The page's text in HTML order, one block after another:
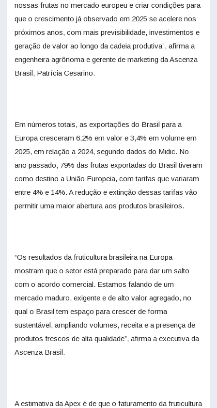
nossas frutas no mercado europeu e criar condições para
que o crescimento já observado em 2025 se acelere nos
próximos anos, com mais previsibilidade, investimentos e
geração de valor ao longo da cadeia produtiva”, afirma a
engenheira agrônoma e gerente de marketing da Ascenza
Brasil, Patrícia Cesarino.
Em números totais, as exportações do Brasil para a
Europa cresceram 6,2% em valor e 3,4% em volume em
2025, em relação a 2024, segundo dados do Midic. No
ano passado, 79% das frutas exportadas do Brasil tiveram
como destino a União Europeia, com tarifas que variaram
entre 4% e 14%. A redução e extinção dessas tarifas vão
permitir uma maior abertura aos produtos brasileiros.
“Os resultados da fruticultura brasileira na Europa
mostram que o setor está preparado para dar um salto
com o acordo comercial. Estamos falando de um
mercado maduro, exigente e de alto valor agregado, no
qual o Brasil tem espaço para crescer de forma
sustentável, ampliando volumes, receita e a presença de
produtos frescos de alta qualidade”, afirma a executiva da
Ascenza Brasil.
A estimativa da Apex é de que o faturamento da fruticultura